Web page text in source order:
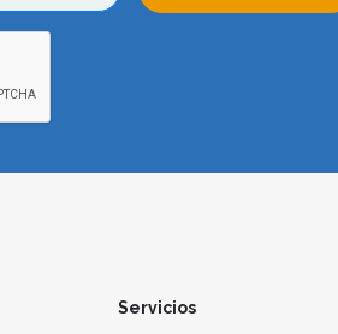
Servicios